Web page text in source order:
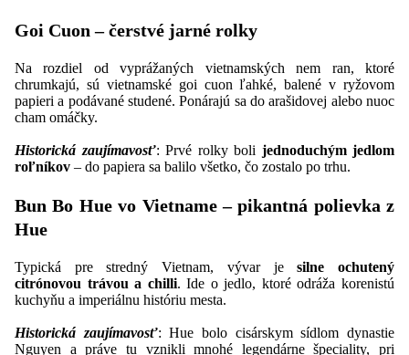
Goi Cuon – čerstvé jarné rolky
Na rozdiel od vyprážaných vietnamských nem ran, ktoré
chrumkajú, sú vietnamské goi cuon ľahké, balené v ryžovom
papieri a podávané studené. Ponárajú sa do arašidovej alebo nuoc
cham omáčky.
Historická zaujímavosť: Prvé rolky boli jednoduchým jedlom
roľníkov – do papiera sa balilo všetko, čo zostalo po trhu.
Bun Bo Hue vo Vietname – pikantná polievka z
Hue
Typická pre stredný Vietnam, vývar jesilne ochutený
citrónovou trávou a chilli. Ide o jedlo, ktoré odráža korenistú
kuchyňu a imperiálnu históriu mesta.
Historická zaujímavosť: Hue bolo cisárskym sídlom dynastie
Nguyen a práve tu vznikli mnohé legendárne špeciality, pri